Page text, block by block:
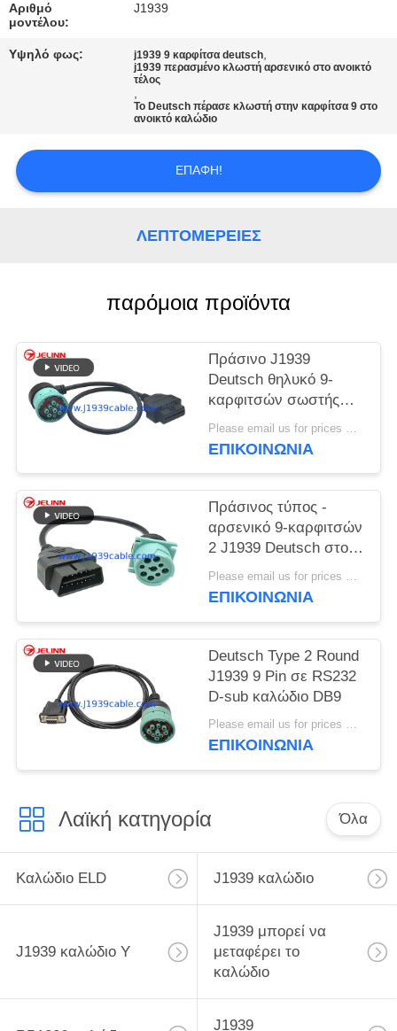
ΜΕ
SITEMAP
Αριθμό
μοντέλου:
J1939
Υψηλό φως: j1939 9 καρφίτσα deutsch,
j1939 περασμένο κλωστή αρσενικό στο ανοικτό
τέλος
,
Το Deutsch πέρασε κλωστή στην καρφίτσα 9 στο
ανοικτό καλώδιο
ΕΠΑΦΉ!
ΛΕΠΤΟΜΈΡΕΙΕΣ
παρόμοια προϊόντα
Πράσινο J1939
Deutsch θηλυκό 9-
καρφιτσών σωστής
γωνίας σε J1962
OBD2 16 θηλυκό
Please email us for prices MOQ:100 τεμ
ΕΠΙΚΟΙΝΩΝΊΑ
Πράσινος τύπος -
αρσενικό 9-καρφιτσών
2 J1939 Deutsch στο
θηλυκό καλώδιο 6-
καρφιτσών J1708
Please email us for prices MOQ:100 τεμ
ΕΠΙΚΟΙΝΩΝΊΑ
Deutsch Type 2 Round
J1939 9 Pin σε RS232
D-sub καλώδιο DB9
Please email us for prices MOQ:100 τεμάχια
ΕΠΙΚΟΙΝΩΝΊΑ
Λαϊκή κατηγορία Όλα
Καλώδιο ELD J1939 καλώδιο
J1939 καλώδιο Υ
J1939 μπορεί να
μεταφέρει το
καλώδιο
J1939